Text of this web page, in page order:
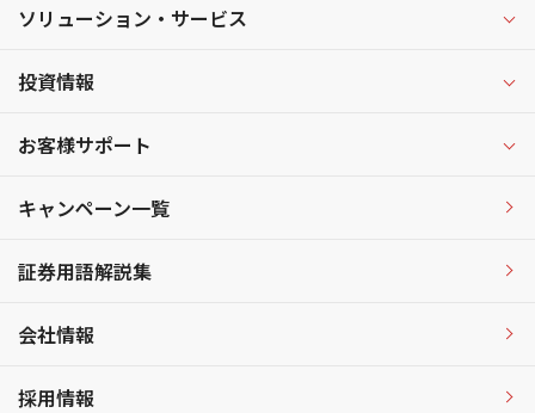
ソリューション・サービス
投資情報
お客様サポート
キャンペーン一覧
証券用語解説集
会社情報
採用情報